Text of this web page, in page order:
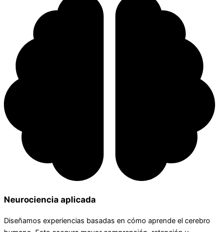
Neurociencia aplicada
Diseñamos experiencias basadas en cómo aprende el cerebro